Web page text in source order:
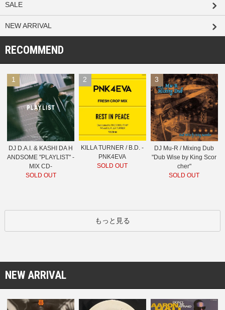
SALE
NEW ARRIVAL
RECOMMEND
1
DJ D.A.I. & KASHI DA H
ANDSOME "PLAYLIST" -
MIX CD-
SOLD OUT
2
KILLA TURNER / B.D. -
PNK4EVA
SOLD OUT
3
DJ Mu-R / Mixing Dub
"Dub Wise by King Scor
cher"
SOLD OUT
もっと見る
NEW ARRIVAL